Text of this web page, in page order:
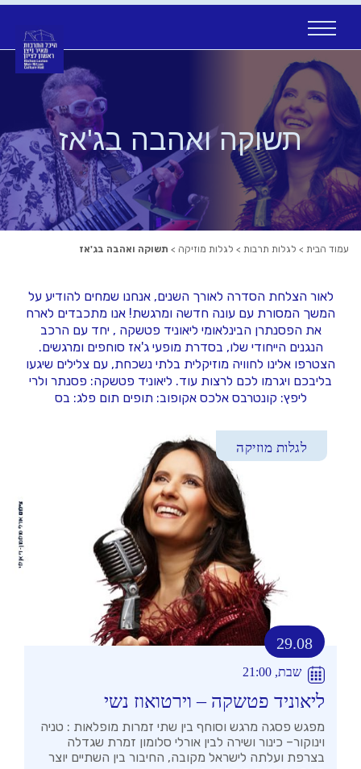
content
תשוקה ואהבה בג'אז
עמוד הבית > לגלות תרבות > לגלות מוזיקה > תשוקה ואהבה בג'אז
לאור הצלחת הסדרה לאורך השנים, אנחנו שמחים להודיע על
המשך המסורת עם עונה חדשה ומרגשת! אנו מתכבדים לארח
את הפסנתרן הבינלאומי ליאוניד פטשקה , יחד עם הרכב
הנגנים הייחודי שלו, בסדרת מופעי ג'אז סוחפים ומרגשים.
הצטרפו אלינו לחוויה מוזיקלית בלתי נשכחת, עם צלילים שיגעו
בליבכם ויגרמו לכם לרצות עוד. ליאוניד פטשקה: פסנתר ולרי
ליפץ: קונטרבס אלכס אקופוב: תופים תום פלג: בס
לגלות מוזיקה
29.08
שבת, 21:00
ליאוניד פטשקה – וירטואוז נשי
מפגש פסגה מרגש וסוחף בין שתי זמרות מופלאות : טניה
וינוקור– כינור ושירה לבין אורלי סלומון זמרת שגדלה
בצרפת ועלתה לישראל מקובה, החיבור בין השתיים יוצר